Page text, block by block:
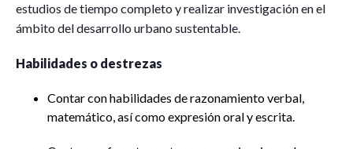
estudios de tiempo completo y realizar investigación en el
ámbito del desarrollo urbano sustentable.
Habilidades o destrezas
Contar con habilidades de razonamiento verbal,
matemático, así como expresión oral y escrita.